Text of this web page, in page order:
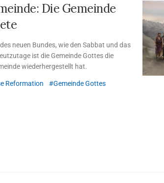
Die Gemeinde
neuen Bundes, wie den Sabbat und das
ist die Gemeinde Gottes die
wiederhergestellt hat.
Reformation Gemeinde Gottes